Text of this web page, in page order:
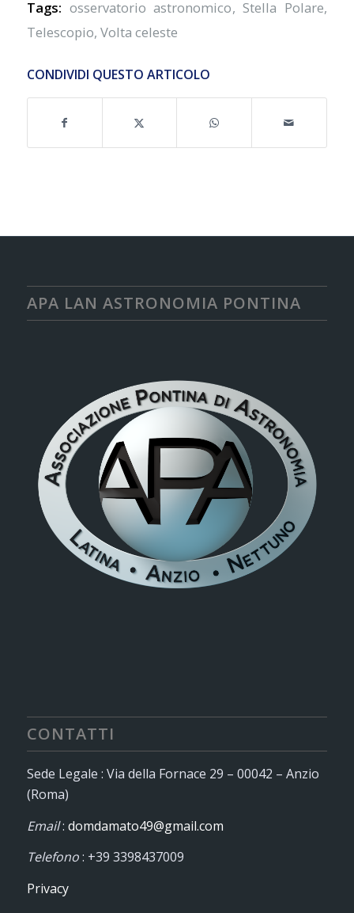
Tags: osservatorio astronomico,Stella Polare,
Telescopio, Volta celeste
CONDIVIDI QUESTO ARTICOLO
APA LAN ASTRONOMIA PONTINA
CONTATTI
Sede Legale : Via della Fornace 29 – 00042 – Anzio
(Roma)
Email: domdamato49@gmail.com
Telefono: +39 3398437009
Privacy